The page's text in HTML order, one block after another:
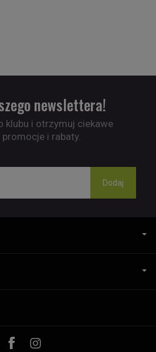
newslettera!
klubu i otrzymuj ciekawe
i rabaty.